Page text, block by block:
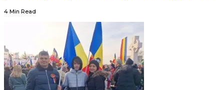
4 Min Read